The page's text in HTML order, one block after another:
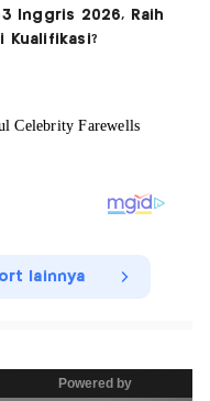
Inggris 2026, Raih
Kualifikasi?
lainnya